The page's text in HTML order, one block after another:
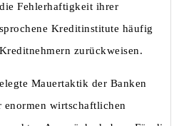
Fehlerhaftigkeit ihrer
Kreditinstitute häufig
zurückweisen.
Mauertaktik der Banken
wirtschaftlichen